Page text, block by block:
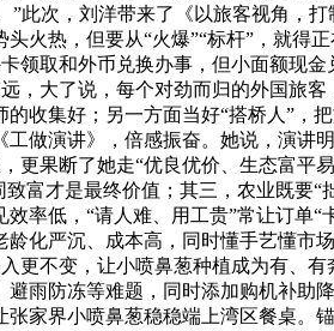
此次，刘洋带来了《以旅客视角，
火热，但要从“火爆”“标杆”，就得
领取和外币兑换办事，但小面额现
大了说，每个对劲而归的外国旅
收集好；另一方面当好“搭桥人”，
做演讲》，倍感振奋。她说，演讲
果断了她走“优良优价、生态富平
富才是最终价值；其三，农业既要
率低，“请人难、用工贵”常让订单
化严沉、成本高，同时懂手艺懂
不变，让小喷鼻葱种植成为有、
雨防冻等难题，同时添加购机补
家界小喷鼻葱稳稳端上湾区餐桌。